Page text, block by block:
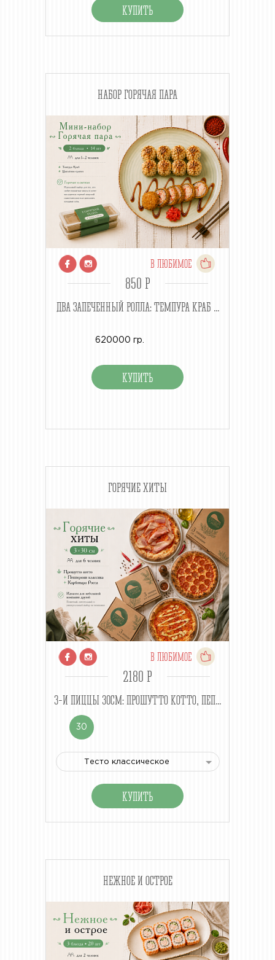
НАБОР ГОРЯЧАЯ ПАРА
В ЛЮБИМОЕ
850 P
ДВА ЗАПЕЧЕННЫЙ РОЛЛА: ТЕМПУРА КРАБ ...
620000 гр.
ГОРЯЧИЕ ХИТЫ
В ЛЮБИМОЕ
2180 P
3-И ПИЦЦЫ 30СМ: ПРОШУТТО КОТТО, ПЕП...
30
Тесто классическое
НЕЖНОЕ И ОСТРОЕ